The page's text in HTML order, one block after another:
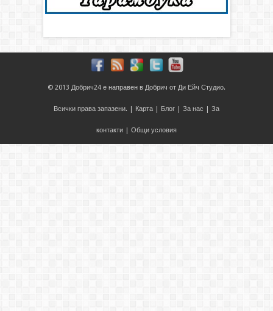
© 2013 Добрич24 е направен в Добрич от Ди Ейч Студио.
Всички права запазени. | Карта | Блог | За нас | За
контакти | Общи условия